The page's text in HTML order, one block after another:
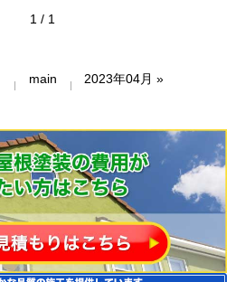
1 / 1
main 2023年04月 »